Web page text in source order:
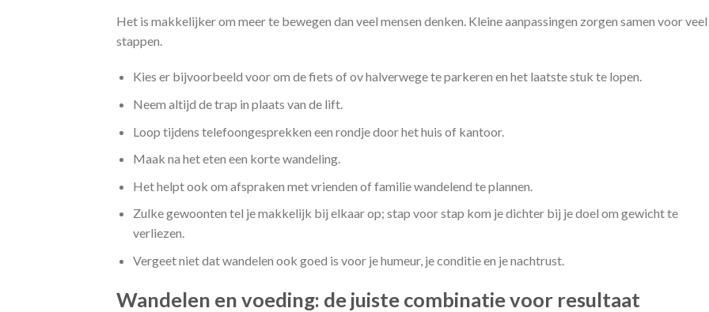
Het is makkelijker om meer te bewegen dan veel mensen denken. Kleine aanpassingen zorgen samen voor veel
stappen.
Kies er bijvoorbeeld voor om de fiets of ov halverwege te parkeren en het laatste stuk te lopen.
Neem altijd de trap in plaats van de lift.
Loop tijdens telefoongesprekken een rondje door het huis of kantoor.
Maak na het eten een korte wandeling.
Het helpt ook om afspraken met vrienden of familie wandelend te plannen.
Zulke gewoonten tel je makkelijk bij elkaar op; stap voor stap kom je dichter bij je doel om gewicht te
verliezen.
Vergeet niet dat wandelen ook goed is voor je humeur, je conditie en je nachtrust.
Wandelen en voeding: de juiste combinatie voor resultaat